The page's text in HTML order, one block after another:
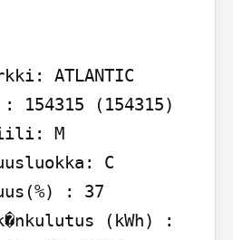
ATLANTIC
(154315)
M
C
: 37
(kWh) :